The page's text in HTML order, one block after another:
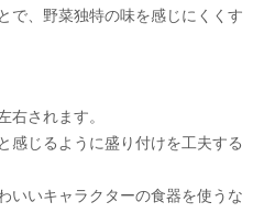
で、野菜独特の味を感じにくくす
右されます。
感じるように盛り付けを工夫する
いいキャラクターの食器を使うな